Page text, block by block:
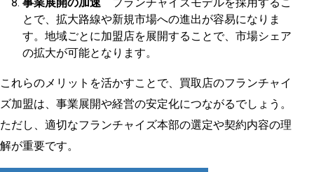
とで、拡大路線や新規市場への進出が容易になりま
す。地域ごとに加盟店を展開することで、市場シェア
の拡大が可能となります。
これらのメリットを活かすことで、買取店のフランチャイ
ズ加盟は、事業展開や経営の安定化につながるでしょう。
ただし、適切なフランチャイズ本部の選定や契約内容の理
解が重要です。